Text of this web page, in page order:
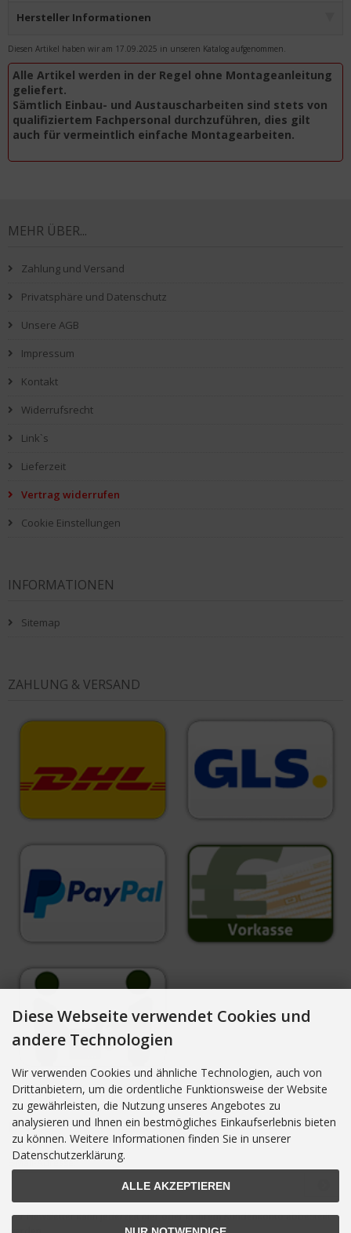
Hersteller Informationen
Diesen Artikel haben wir am 17.09.2025 in unseren Katalog aufgenommen.
Alle Artikel werden in der Regel ohne Montageanleitung
geliefert.
Sämtlich Einbau- und Austauscharbeiten sind stets von
qualifiziertem Fachpersonal durchzuführen, dies gilt
auch für vermeintlich einfache Montagearbeiten.
MEHR ÜBER...
Zahlung und Versand
Privatsphäre und Datenschutz
Unsere AGB
Impressum
Kontakt
Widerrufsrecht
Link`s
Lieferzeit
Vertrag widerrufen
Cookie Einstellungen
INFORMATIONEN
Sitemap
ZAHLUNG & VERSAND
NEWSLETTER-ANMELDUNG
E-Mail-Adresse:
Der Newsletter kann jederzeit hier oder in Ihrem Kundenkonto abbestellt
Diese Webseite verwendet Cookies und
andere Technologien
Wir verwenden Cookies und ähnliche Technologien, auch von
Drittanbietern, um die ordentliche Funktionsweise der Website
zu gewährleisten, die Nutzung unseres Angebotes zu
analysieren und Ihnen ein bestmögliches Einkaufserlebnis bieten
zu können. Weitere Informationen finden Sie in unserer
Datenschutzerklärung.
ALLE AKZEPTIEREN